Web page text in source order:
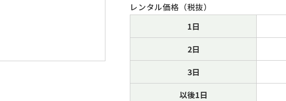
レンタル価格（税抜）
1日
2日
3日
以後1日